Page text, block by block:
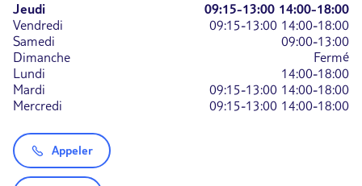
Jeudi
09:15-13:00 14:00-18:00
Vendredi
09:15-13:00 14:00-18:00
Samedi
09:00-13:00
Dimanche
Fermé
Lundi
14:00-18:00
Mardi
09:15-13:00 14:00-18:00
Mercredi
09:15-13:00 14:00-18:00
Appeler